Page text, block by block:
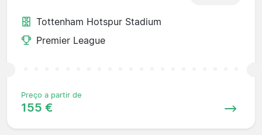
Tottenham Hotspur Stadium
Premier League
Preço a partir de
155 €